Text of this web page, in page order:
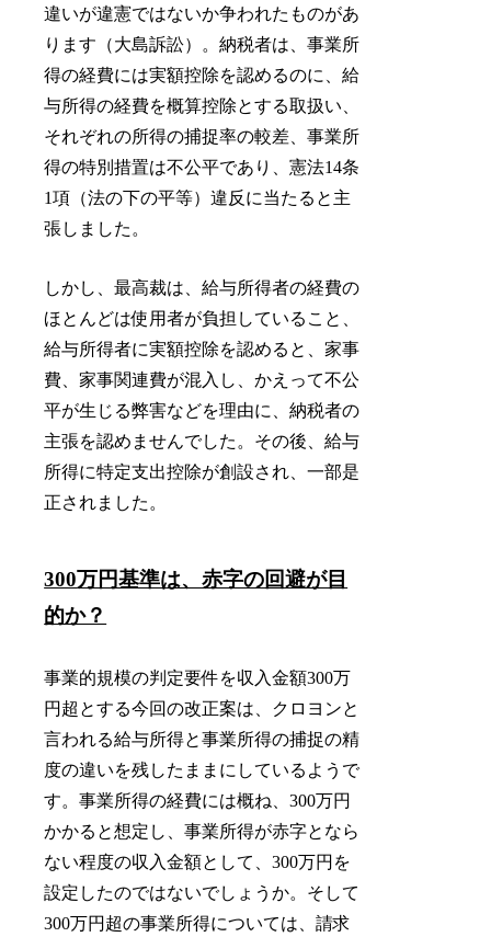
違いが違憲ではないか争われたものがあ
ります（大島訴訟）。納税者は、事業所
得の経費には実額控除を認めるのに、給
与所得の経費を概算控除とする取扱い、
それぞれの所得の捕捉率の較差、事業所
得の特別措置は不公平であり、憲法14条
1項（法の下の平等）違反に当たると主
張しました。
しかし、最高裁は、給与所得者の経費の
ほとんどは使用者が負担していること、
給与所得者に実額控除を認めると、家事
費、家事関連費が混入し、かえって不公
平が生じる弊害などを理由に、納税者の
主張を認めませんでした。その後、給与
所得に特定支出控除が創設され、一部是
正されました。
300万円基準は、赤字の回避が目
的か？
事業的規模の判定要件を収入金額300万
円超とする今回の改正案は、クロヨンと
言われる給与所得と事業所得の捕捉の精
度の違いを残したままにしているようで
す。事業所得の経費には概ね、300万円
かかると想定し、事業所得が赤字となら
ない程度の収入金額として、300万円を
設定したのではないでしょうか。そして
300万円超の事業所得については、請求